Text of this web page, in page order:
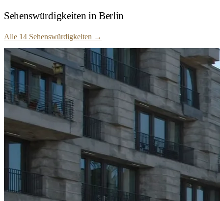
Sehenswürdigkeiten in Berlin
Alle 14 Sehenswürdigkeiten →